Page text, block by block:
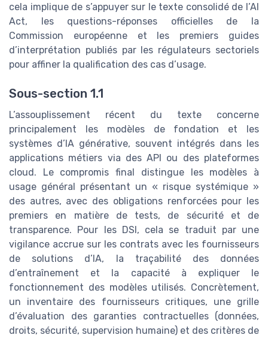
cela implique de s’appuyer sur le texte consolidé de l’AI
Act, les questions-réponses officielles de la
Commission européenne et les premiers guides
d’interprétation publiés par les régulateurs sectoriels
pour affiner la qualification des cas d’usage.
Sous-section 1.1
L’assouplissement récent du texte concerne
principalement les modèles de fondation et les
systèmes d’IA générative, souvent intégrés dans les
applications métiers via des API ou des plateformes
cloud. Le compromis final distingue les modèles à
usage général présentant un « risque systémique »
des autres, avec des obligations renforcées pour les
premiers en matière de tests, de sécurité et de
transparence. Pour les DSI, cela se traduit par une
vigilance accrue sur les contrats avec les fournisseurs
de solutions d’IA, la traçabilité des données
d’entraînement et la capacité à expliquer le
fonctionnement des modèles utilisés. Concrètement,
un inventaire des fournisseurs critiques, une grille
d’évaluation des garanties contractuelles (données,
droits, sécurité, supervision humaine) et des critères de